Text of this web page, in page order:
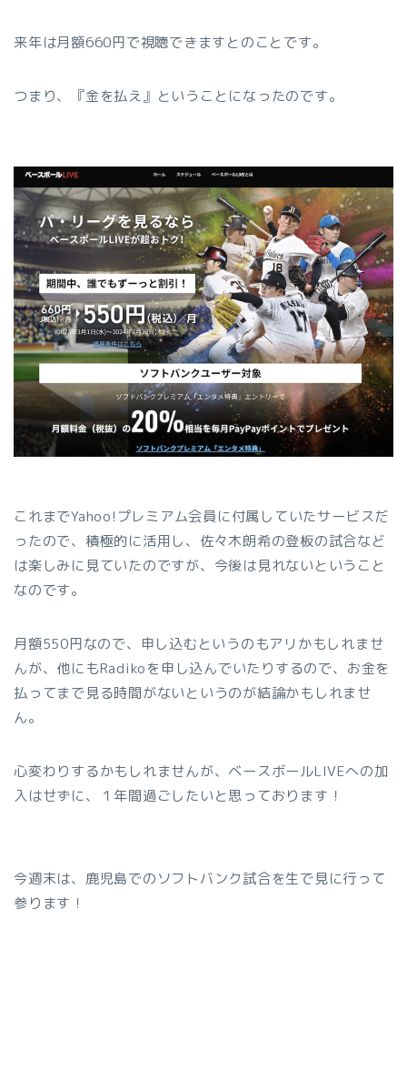
来年は月額660円で視聴できますとのことです。
つまり、『金を払え』ということになったのです。
これまでYahoo!プレミアム会員に付属していたサービスだ
ったので、積極的に活用し、佐々木朗希の登板の試合など
は楽しみに見ていたのですが、今後は見れないということ
なのです。
月額550円なので、申し込むというのもアリかもしれませ
んが、他にもRadikoを申し込んでいたりするので、お金を
払ってまで見る時間がないというのが結論かもしれませ
ん。
心変わりするかもしれませんが、ベースボールLIVEへの加
入はせずに、１年間過ごしたいと思っております！
今週末は、鹿児島でのソフトバンク試合を生で見に行って
参ります！